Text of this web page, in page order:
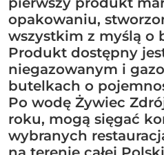
opakowaniu,
wszystkim z myślą o
Produkt dostępny
niegazowanym i
butelkach o
Po wodę Żywiec
roku, mogą sięgać
wybranych